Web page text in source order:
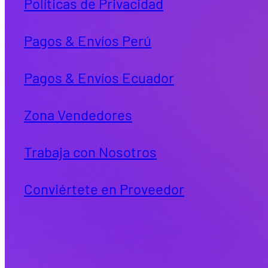
Pagos & Envíos Perú
Pagos & Envíos Ecuador
Zona Vendedores
Trabaja con Nosotros
Conviértete en Proveedor